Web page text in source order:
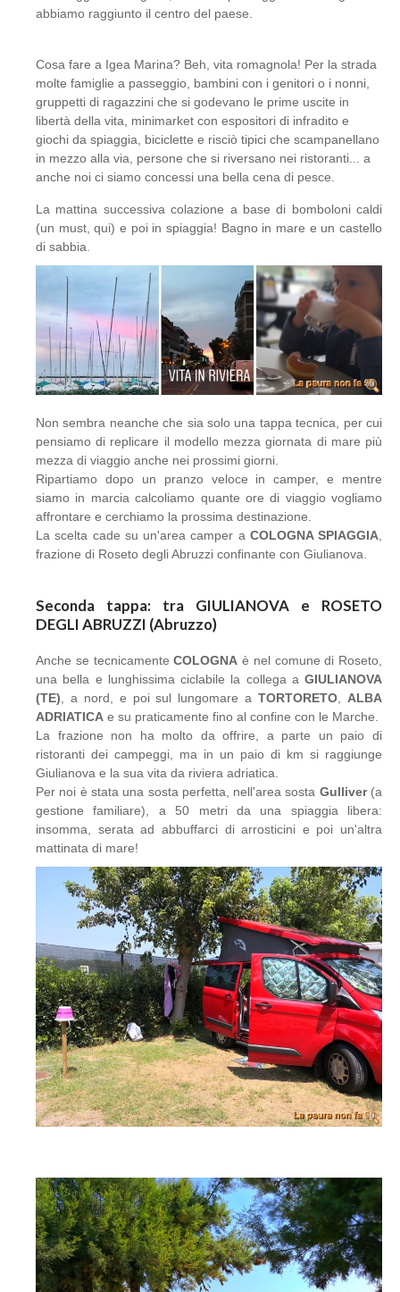
abbiamo raggiunto il centro del paese.
Cosa fare a Igea Marina? Beh, vita romagnola! Per la strada
molte famiglie a passeggio, bambini con i genitori o i nonni,
gruppetti di ragazzini che si godevano le prime uscite in
libertà della vita, minimarket con espositori di infradito e
giochi da spiaggia, biciclette e risciò tipici che scampanellano
in mezzo alla via, persone che si riversano nei ristoranti... a
anche noi ci siamo concessi una bella cena di pesce.
La mattina successiva colazione a base di bomboloni caldi
(un must, qui) e poi in spiaggia! Bagno in mare e un castello
di sabbia.
Non sembra neanche che sia solo una tappa tecnica, per cui
pensiamo di replicare il modello mezza giornata di mare più
mezza di viaggio anche nei prossimi giorni.
Ripartiamo dopo un pranzo veloce in camper, e mentre
siamo in marcia calcoliamo quante ore di viaggio vogliamo
affrontare e cerchiamo la prossima destinazione.
La scelta cade su un'area camper a COLOGNA SPIAGGIA,
frazione di Roseto degli Abruzzi confinante con Giulianova.
Seconda tappa: tra GIULIANOVA e ROSETO
DEGLI ABRUZZI (Abruzzo)
Anche se tecnicamenteCOLOGNA è nel comune di Roseto,
una bella e lunghissima ciclabile la collega a GIULIANOVA
(TE), a nord, e poi sul lungomare aTORTORETO,ALBA
ADRIATICA e su praticamente fino al confine con le Marche.
La frazione non ha molto da offrire, a parte un paio di
ristoranti dei campeggi, ma in un paio di km si raggiunge
Giulianova e la sua vita da riviera adriatica.
Per noi è stata una sosta perfetta, nell'area sosta Gulliver(a
gestione familiare), a 50 metri da una spiaggia libera:
insomma, serata ad abbuffarci di arrosticini e poi un'altra
mattinata di mare!